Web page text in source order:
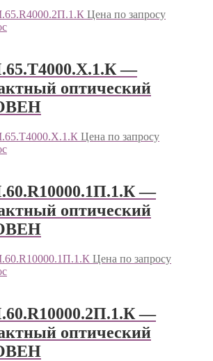
Цена по запросу
—
оптический
Цена по запросу
—
оптический
Цена по запросу
—
оптический